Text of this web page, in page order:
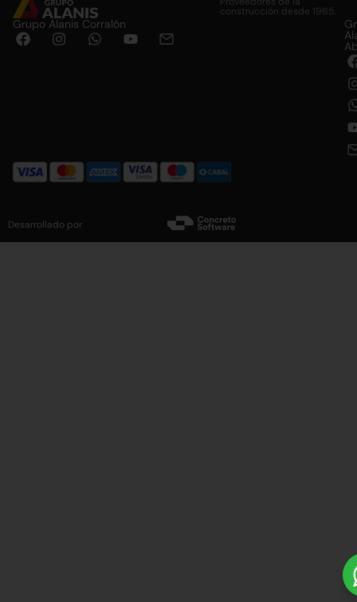
construcción desde 1965.
Grupo Alanis Corralón
Desarrollado por